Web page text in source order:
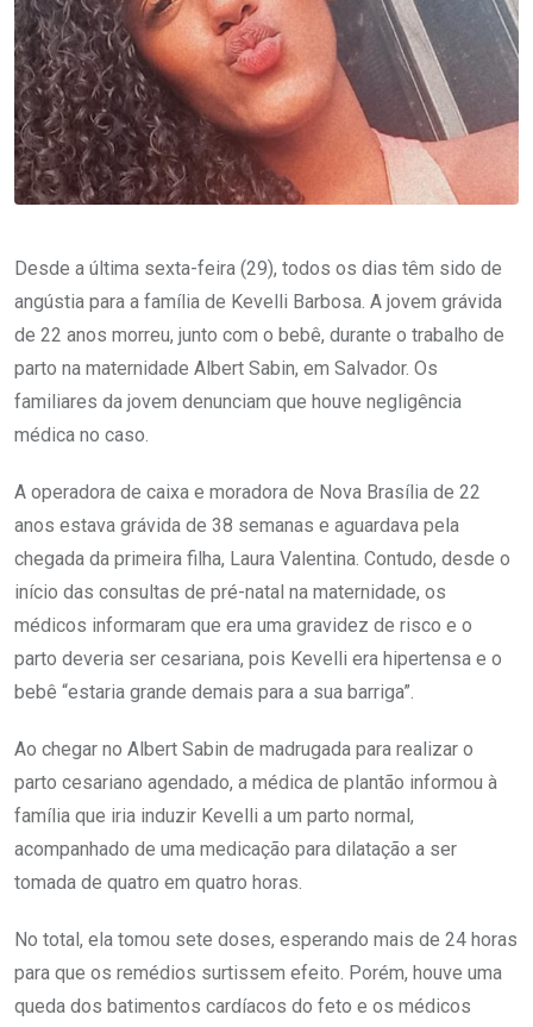
Desde a última sexta-feira (29), todos os dias têm sido de
angústia para a família de Kevelli Barbosa. A jovem grávida
de 22 anos morreu, junto com o bebê, durante o trabalho de
parto na maternidade Albert Sabin, em Salvador. Os
familiares da jovem denunciam que houve negligência
médica no caso.
A operadora de caixa e moradora de Nova Brasília de 22
anos estava grávida de 38 semanas e aguardava pela
chegada da primeira filha, Laura Valentina. Contudo, desde o
início das consultas de pré-natal na maternidade, os
médicos informaram que era uma gravidez de risco e o
parto deveria ser cesariana, pois Kevelli era hipertensa e o
bebê “estaria grande demais para a sua barriga”.
Ao chegar no Albert Sabin de madrugada para realizar o
parto cesariano agendado, a médica de plantão informou à
família que iria induzir Kevelli a um parto normal,
acompanhado de uma medicação para dilatação a ser
tomada de quatro em quatro horas.
No total, ela tomou sete doses, esperando mais de 24 horas
para que os remédios surtissem efeito. Porém, houve uma
queda dos batimentos cardíacos do feto e os médicos